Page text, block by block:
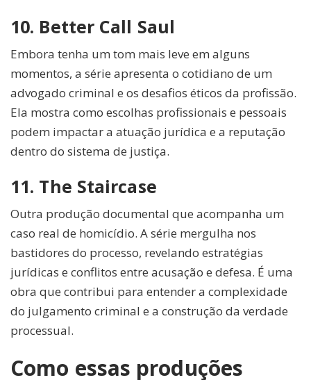
10. Better Call Saul
Embora tenha um tom mais leve em alguns
momentos, a série apresenta o cotidiano de um
advogado criminal e os desafios éticos da profissão.
Ela mostra como escolhas profissionais e pessoais
podem impactar a atuação jurídica e a reputação
dentro do sistema de justiça.
11. The Staircase
Outra produção documental que acompanha um
caso real de homicídio. A série mergulha nos
bastidores do processo, revelando estratégias
jurídicas e conflitos entre acusação e defesa. É uma
obra que contribui para entender a complexidade
do julgamento criminal e a construção da verdade
processual.
Como essas produções